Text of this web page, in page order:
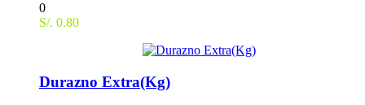
0
S/. 0.80
Durazno Extra(Kg)